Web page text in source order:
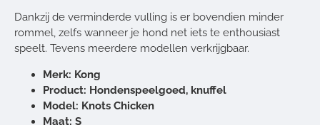
Dankzij de verminderde vulling is er bovendien minder
rommel, zelfs wanneer je hond net iets te enthousiast
speelt. Tevens meerdere modellen verkrijgbaar.
Merk: Kong
Product: Hondenspeelgoed, knuffel
Model: Knots Chicken
Maat: S